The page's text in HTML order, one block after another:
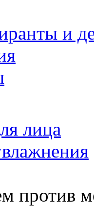
и
лица
против